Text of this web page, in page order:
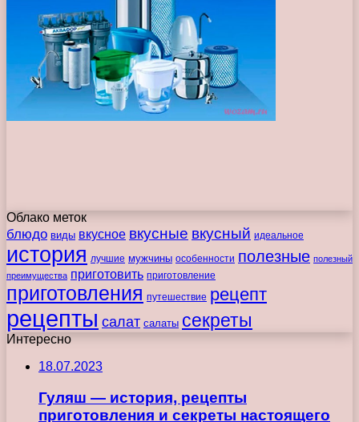
Облако меток
блюдо виды вкусное вкусные вкусный идеальное
история лучшие мужчины особенности полезные полезный
преимущества приготовить приготовление
приготовления путешествие рецепт
рецепты салат салаты секреты
Интересно
18.07.2023
Гуляш — история, рецепты
приготовления и секреты настоящего